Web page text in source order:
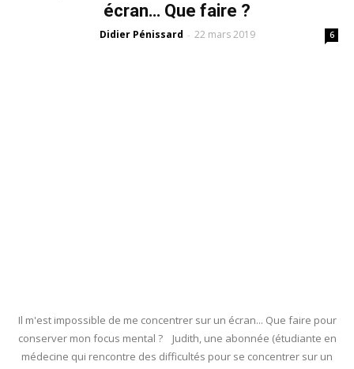
écran… Que faire ?
Didier Pénissard - 22 mars 2019 6
Il m'est impossible de me concentrer sur un écran... Que faire pour
conserver mon focus mental ? Judith, une abonnée (étudiante en
médecine qui rencontre des difficultés pour se concentrer sur un